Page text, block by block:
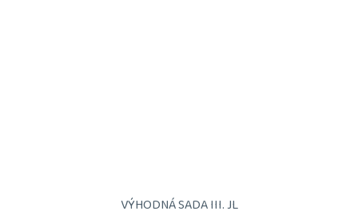
VÝHODNÁ SADA III. JL